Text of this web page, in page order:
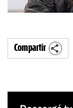
Compartir